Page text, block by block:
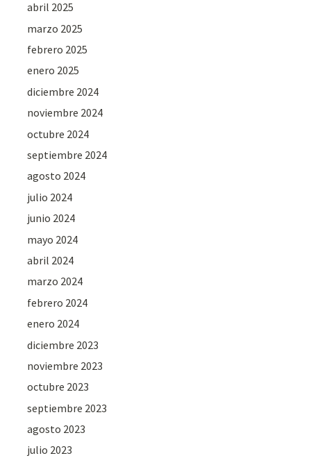
abril 2025
marzo 2025
febrero 2025
enero 2025
diciembre 2024
noviembre 2024
octubre 2024
septiembre 2024
agosto 2024
julio 2024
junio 2024
mayo 2024
abril 2024
marzo 2024
febrero 2024
enero 2024
diciembre 2023
noviembre 2023
octubre 2023
septiembre 2023
agosto 2023
julio 2023